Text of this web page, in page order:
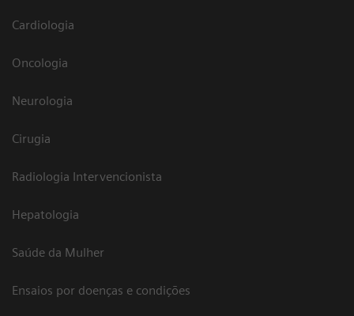
Cardiologia
Oncologia
Neurologia
Cirugia
Radiologia Intervencionista
Hepatologia
Saúde da Mulher
Ensaios por doenças e condições